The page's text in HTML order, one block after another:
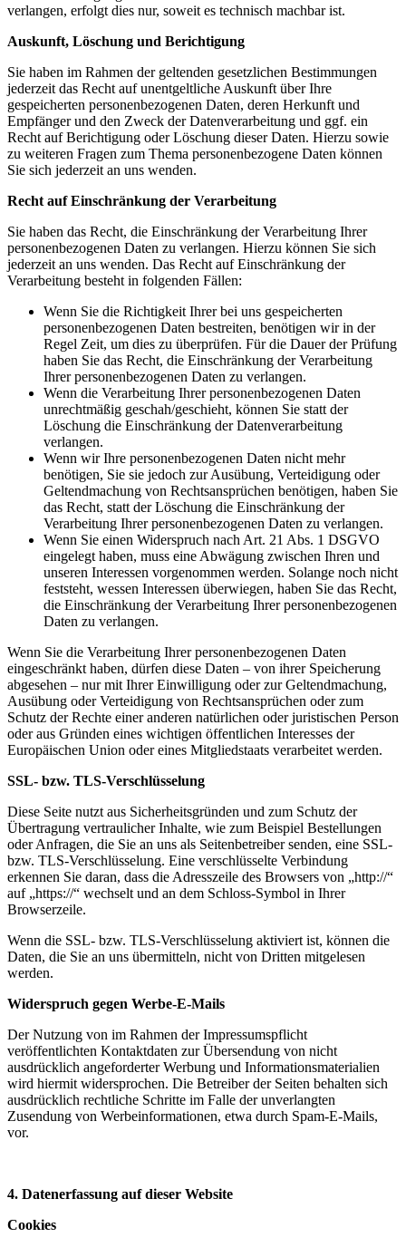
verlangen, erfolgt dies nur, soweit es technisch machbar ist.
Auskunft, Löschung und Berichtigung
Sie haben im Rahmen der geltenden gesetzlichen Bestimmungen
jederzeit das Recht auf unentgeltliche Auskunft über Ihre
gespeicherten personenbezogenen Daten, deren Herkunft und
Empfänger und den Zweck der Datenverarbeitung und ggf. ein
Recht auf Berichtigung oder Löschung dieser Daten. Hierzu sowie
zu weiteren Fragen zum Thema personenbezogene Daten können
Sie sich jederzeit an uns wenden.
Recht auf Einschränkung der Verarbeitung
Sie haben das Recht, die Einschränkung der Verarbeitung Ihrer
personenbezogenen Daten zu verlangen. Hierzu können Sie sich
jederzeit an uns wenden. Das Recht auf Einschränkung der
Verarbeitung besteht in folgenden Fällen:
Wenn Sie die Richtigkeit Ihrer bei uns gespeicherten
personenbezogenen Daten bestreiten, benötigen wir in der
Regel Zeit, um dies zu überprüfen. Für die Dauer der Prüfung
haben Sie das Recht, die Einschränkung der Verarbeitung
Ihrer personenbezogenen Daten zu verlangen.
Wenn die Verarbeitung Ihrer personenbezogenen Daten
unrechtmäßig geschah/geschieht, können Sie statt der
Löschung die Einschränkung der Datenverarbeitung
verlangen.
Wenn wir Ihre personenbezogenen Daten nicht mehr
benötigen, Sie sie jedoch zur Ausübung, Verteidigung oder
Geltendmachung von Rechtsansprüchen benötigen, haben Sie
das Recht, statt der Löschung die Einschränkung der
Verarbeitung Ihrer personenbezogenen Daten zu verlangen.
Wenn Sie einen Widerspruch nach Art. 21 Abs. 1 DSGVO
eingelegt haben, muss eine Abwägung zwischen Ihren und
unseren Interessen vorgenommen werden. Solange noch nicht
feststeht, wessen Interessen überwiegen, haben Sie das Recht,
die Einschränkung der Verarbeitung Ihrer personenbezogenen
Daten zu verlangen.
Wenn Sie die Verarbeitung Ihrer personenbezogenen Daten
eingeschränkt haben, dürfen diese Daten – von ihrer Speicherung
abgesehen – nur mit Ihrer Einwilligung oder zur Geltendmachung,
Ausübung oder Verteidigung von Rechtsansprüchen oder zum
Schutz der Rechte einer anderen natürlichen oder juristischen Person
oder aus Gründen eines wichtigen öffentlichen Interesses der
Europäischen Union oder eines Mitgliedstaats verarbeitet werden.
SSL- bzw. TLS-Verschlüsselung
Diese Seite nutzt aus Sicherheitsgründen und zum Schutz der
Übertragung vertraulicher Inhalte, wie zum Beispiel Bestellungen
oder Anfragen, die Sie an uns als Seitenbetreiber senden, eine SSL-
bzw. TLS-Verschlüsselung. Eine verschlüsselte Verbindung
erkennen Sie daran, dass die Adresszeile des Browsers von „http://“
auf „https://“ wechselt und an dem Schloss-Symbol in Ihrer
Browserzeile.
Wenn die SSL- bzw. TLS-Verschlüsselung aktiviert ist, können die
Daten, die Sie an uns übermitteln, nicht von Dritten mitgelesen
werden.
Widerspruch gegen Werbe-E-Mails
Der Nutzung von im Rahmen der Impressumspflicht
veröffentlichten Kontaktdaten zur Übersendung von nicht
ausdrücklich angeforderter Werbung und Informationsmaterialien
wird hiermit widersprochen. Die Betreiber der Seiten behalten sich
ausdrücklich rechtliche Schritte im Falle der unverlangten
Zusendung von Werbeinformationen, etwa durch Spam-E-Mails,
vor.
4. Datenerfassung auf dieser Website
Cookies